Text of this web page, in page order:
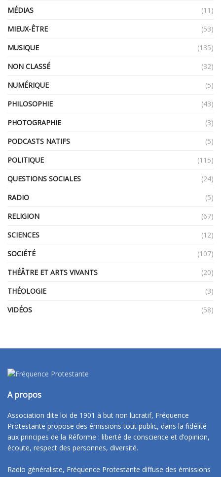
MÉDIAS
(11)
MIEUX-ÊTRE
(53)
MUSIQUE
(135)
NON CLASSÉ
(32)
NUMÉRIQUE
(5)
PHILOSOPHIE
(43)
PHOTOGRAPHIE
(3)
PODCASTS NATIFS
(5)
POLITIQUE
(115)
QUESTIONS SOCIALES
(24)
RADIO
(5)
RELIGION
(67)
SCIENCES
(12)
SOCIÉTÉ
(107)
THÉÂTRE ET ARTS VIVANTS
(20)
THÉOLOGIE
(3)
VIDÉOS
(58)
A propos
Association dite loi de 1901 à but non lucratif, Fréquence
Protestante propose des émissions tout public, dans la fidélité
aux principes de la Réforme : liberté de conscience et d’opinion,
écoute, respect des personnes, diversité.
Radio généraliste, Fréquence Protestante diffuse des émissions